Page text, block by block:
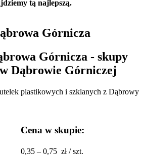
tą najlepszą.
Górnicza
Górnicza - skupy
Dąbrowie Górniczej
plastikowych i szklanych z Dąbrowy
Cena w skupie:
0,35 – 0,75 zł / szt.